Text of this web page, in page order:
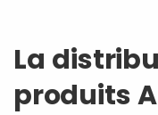
La
produits